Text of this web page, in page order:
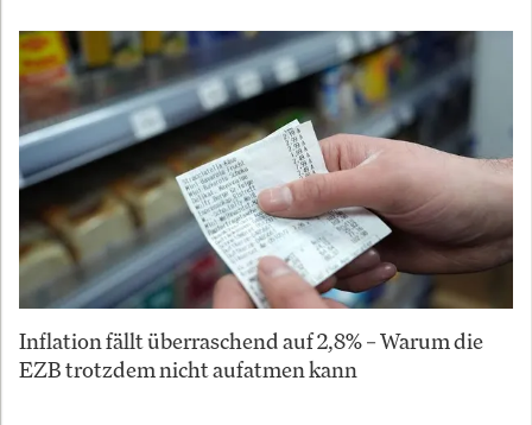
Inflation fällt überraschend auf 2,8% – Warum die
EZB trotzdem nicht aufatmen kann